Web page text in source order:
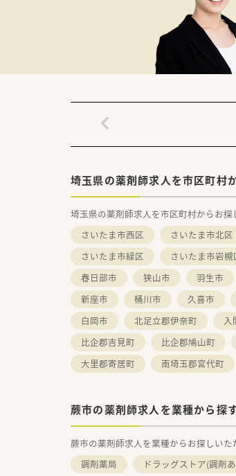
＼企業の特徴／
大学病院や総合
全都道府県に約
☆最先端の知識
働きやすさを追求
様々なサポート
結婚や出産など
安心して働き続
☆多彩なキャリア
多角的に事業を
薬剤師としての
薬剤師としての
どんな夢に向か
調剤薬局で、在
薬剤師としての
☆研修カリキュラ
入社1年目の方か
永続的に成長で
大学病院での実務
医療機関と連携
埼玉県の薬剤師求人を市区町村
埼玉県の薬剤師求人を市区町村からお探
さいたま市西区
さいたま市北区
さいたま市緑区
さいたま市岩槻
春日部市
狭山市 羽生市
新座市
桶川市 久喜市
白岡市
北足立郡伊奈町 入
比企郡吉見町
比企郡鳩山町
大里郡寄居町
南埼玉郡宮代町
蕨市の薬剤師求人を業種から探
蕨市の薬剤師求人を業種からお探しいた
調剤薬局
ドラッグストア(調剤